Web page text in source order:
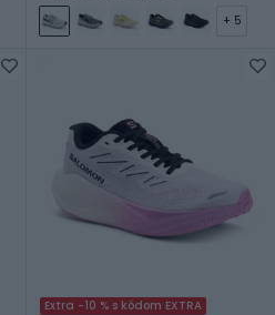
+ 5
Extra -10 % s kódom EXTRA